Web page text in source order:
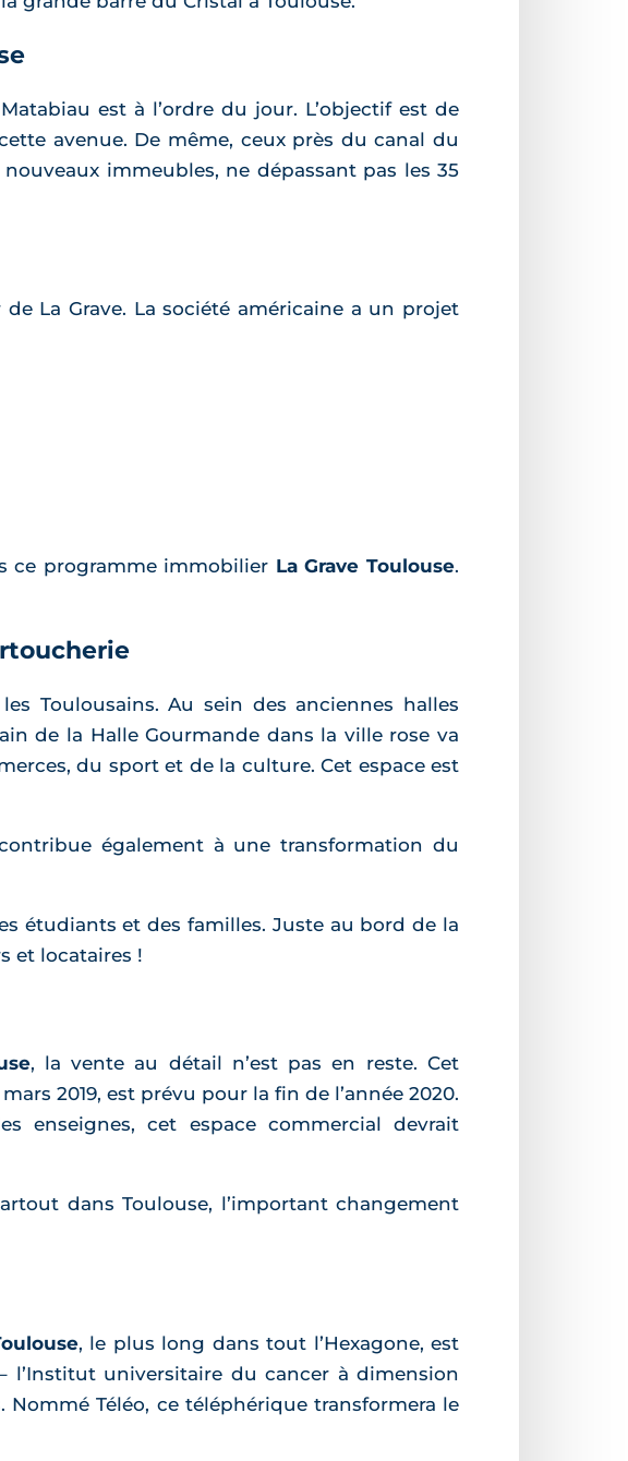
est à l’ordre du jour. L’objectif est de
avenue. De même, ceux près du canal du
immeubles, ne dépassant pas les 35
La Grave. La société américaine a un projet
ce programme immobilier La Grave Toulouse.
Toulousains. Au sein des anciennes halles
de la Halle Gourmande dans la ville rose va
du sport et de la culture. Cet espace est
également à une transformation du
étudiants et des familles. Juste au bord de la
et locataires !
, la vente au détail n’est pas en reste. Cet
2019, est prévu pour la fin de l’année 2020.
enseignes, cet espace commercial devrait
dans Toulouse, l’important changement
, le plus long dans tout l’Hexagone, est
l’Institut universitaire du cancer à dimension
Téléo, ce téléphérique transformera le